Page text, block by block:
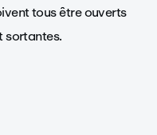
tous être ouverts
sortantes.